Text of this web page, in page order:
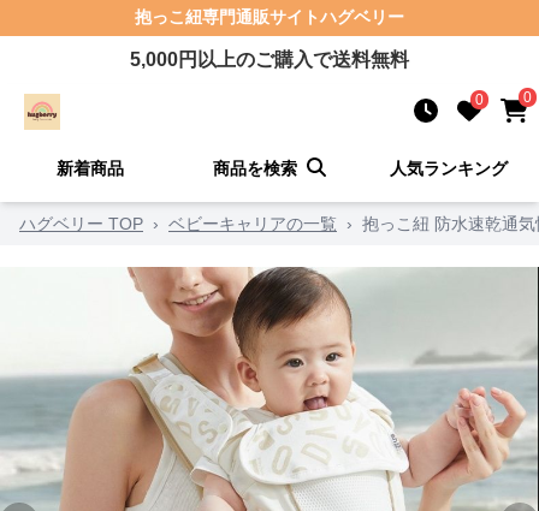
抱っこ紐専門通販サイトハグベリー
5,000円以上のご購入で送料無料
0 0
新着商品 商品を検索 人気ランキング
ハグベリー TOP › ベビーキャリアの一覧 › 抱っこ紐 防水速乾通